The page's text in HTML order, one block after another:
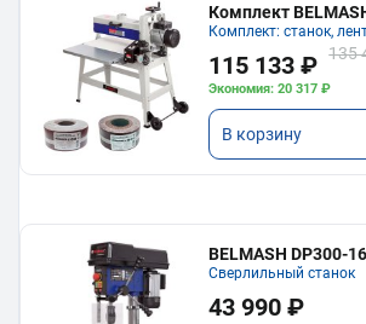
Комплект
Комплект: станок,
115 133 ₽ 135
Экономия: 20 317 ₽
В корзину
BELMASH DP300-
Сверлильный станок
43 990 ₽